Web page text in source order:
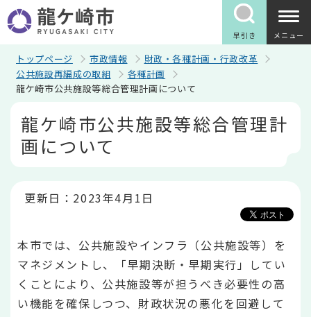
の
ペ
早引き メニュー
トップページ 市政情報
財政・各種計画・行政改革
公共施設再編成の取組
各種計画
龍ケ崎市公共施設等総合管理計画について
龍ケ崎市公共施設等総合管理計
画について
更新日：2023年4月1日
本市では、公共施設やインフラ（公共施設等）を
マネジメントし、「早期決断・早期実行」してい
くことにより、公共施設等が担うべき必要性の高
い機能を確保しつつ、財政状況の悪化を回避して